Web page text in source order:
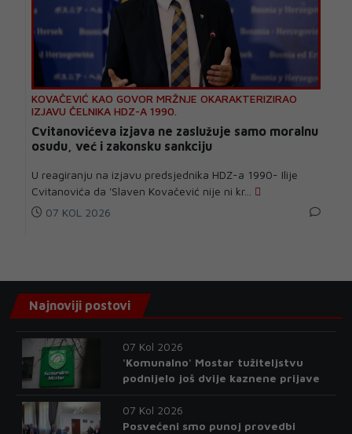
KOVAČEVIĆ KAO GOVOR MRŽNJE OKARAKTERIZIRAO
IZJAVU ČELNIKA HDZ-A 1990.
Cvitanovićeva izjava ne zaslužuje samo moralnu
osudu, već i zakonsku sankciju
U reagiranju na izjavu predsjednika HDZ-a 1990- Ilije
Cvitanovića da 'Slaven Kovačević nije ni kr...
07 KOL 2026
Najnoviji postovi
07 Kol 2026
'Komunalno' Mostar tužiteljstvu
podnijelo još dvije kaznene prijave
07 Kol 2026
Posvećeni smo punoj provedbi